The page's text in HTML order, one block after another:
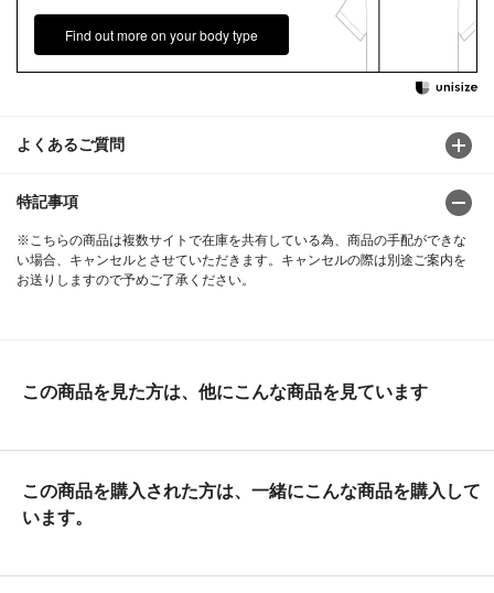
よくあるご質問
特記事項
※こちらの商品は複数サイトで在庫を共有している為、商品の手配ができな
い場合、キャンセルとさせていただきます。キャンセルの際は別途ご案内を
お送りしますので予めご了承ください。
Find out more on your body type
この商品を見た方は、他にこんな商品を見ています
この商品を購入された方は、一緒にこんな商品を購入して
います。